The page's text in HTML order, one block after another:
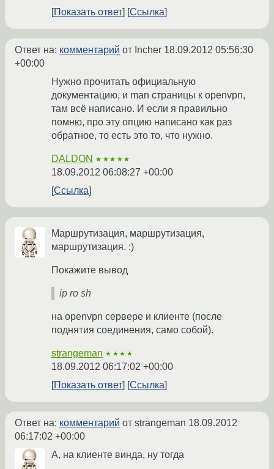
Показать ответ Ссылка
Ответ на: комментарий от Incher 18.09.2012 05:56:30
+00:00
Нужно прочитать официальную
документацию, и man страницы к openvpn,
там всё написано. И если я правильно
помню, про эту опцию написано как раз
обратное, то есть это то, что нужно.
DALDON ★★★★★
18.09.2012 06:08:27 +00:00
Ссылка
Маршрутизация, маршрутизация,
маршрутизация. :)
Покажите вывод
ip ro sh
на openvpn сервере и клиенте (после
поднятия соединения, само собой).
strangeman ★★★★
18.09.2012 06:17:02 +00:00
Показать ответ
Ссылка
Ответ на: комментарий от strangeman 18.09.2012
06:17:02 +00:00
А, на клиенте винда, ну тогда